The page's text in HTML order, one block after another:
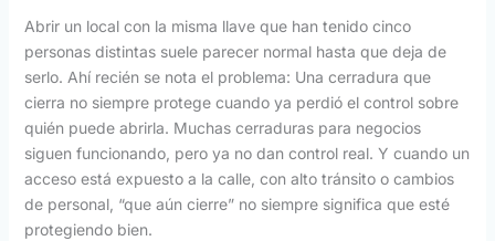
Abrir un local con la misma llave que han tenido cinco
personas distintas suele parecer normal hasta que deja de
serlo. Ahí recién se nota el problema: Una cerradura que
cierra no siempre protege cuando ya perdió el control sobre
quién puede abrirla. Muchas cerraduras para negocios
siguen funcionando, pero ya no dan control real. Y cuando un
acceso está expuesto a la calle, con alto tránsito o cambios
de personal, “que aún cierre” no siempre significa que esté
protegiendo bien.